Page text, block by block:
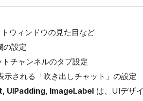
トウィンドウの見た目など
の設定
トチャンネルのタブ設定
示される「吹き出しチャット」の設定
UIPadding, ImageLabel は、UIデザイ